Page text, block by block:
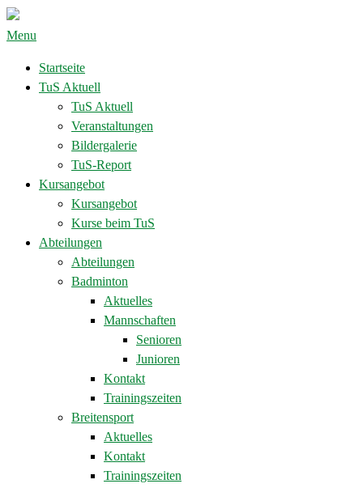
Menu
Startseite
TuS Aktuell
TuS Aktuell
Veranstaltungen
Bildergalerie
TuS-Report
Kursangebot
Kursangebot
Kurse beim TuS
Abteilungen
Abteilungen
Badminton
Aktuelles
Mannschaften
Senioren
Junioren
Kontakt
Trainingszeiten
Breitensport
Aktuelles
Kontakt
Trainingszeiten